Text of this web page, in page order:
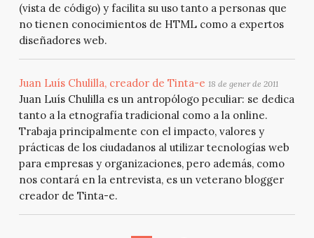
(vista de código) y facilita su uso tanto a personas que
no tienen conocimientos de HTML como a expertos
diseñadores web.
Juan Luís Chulilla, creador de Tinta-e 18 de gener de 2011
Juan Luís Chulilla es un antropólogo peculiar: se dedica
tanto a la etnografía tradicional como a la online.
Trabaja principalmente con el impacto, valores y
prácticas de los ciudadanos al utilizar tecnologías web
para empresas y organizaciones, pero además, como
nos contará en la entrevista, es un veterano blogger
creador de Tinta-e.